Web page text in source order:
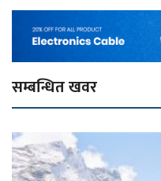
सम्बन्धित खवर